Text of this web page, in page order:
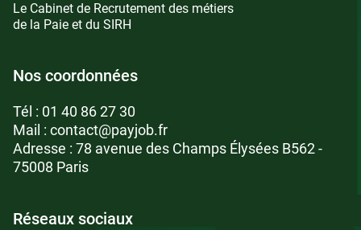
Le Cabinet de Recrutement des métiers
de la Paie et du SIRH
Nos coordonnées
Tél : 01 40 86 27 30
Mail : contact@payjob.fr
Adresse : 78 avenue des Champs Élysées B562 -
75008 Paris
Réseaux sociaux